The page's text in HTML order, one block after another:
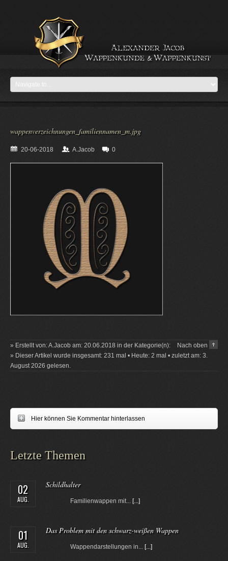
wappenverzeichnungen_familiennamen_m.jpg
20-06-2018 A.Jacob 0
Nach oben
» Erstellt von: A.Jacob am: 20.06.2018 in der Kategorie(n):
» Dieser Artikel wurde insgesamt: 231 mal • Heute: 2 mal • zuletzt am: 3.
August 2026 gelesen.
Hier können Sie Kommentar hinterlassen
Letzte Themen
02
AUG.
Schildhalter
Familienwappen mit... [...]
01
AUG.
Das Problem mit den schwarz-weißen Wappen
Wappendarstellungen in... [...]